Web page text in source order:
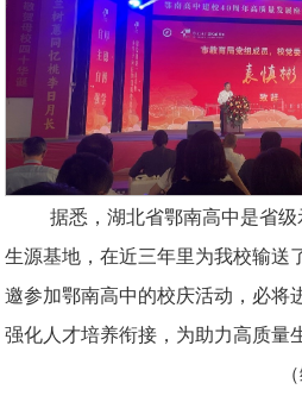
据悉，湖北省鄂南高中是省
生源基地，在近三年里为我校输送
邀参加鄂南高中的校庆活动，必将
强化人才培养衔接，为助力高质量